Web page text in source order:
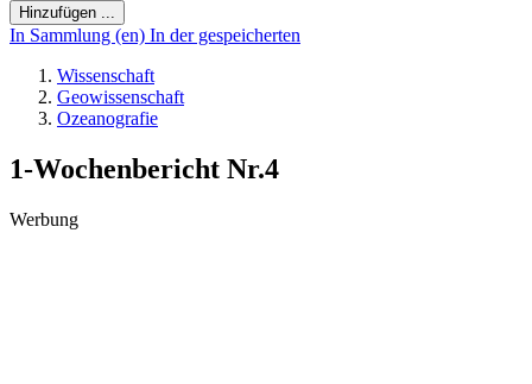
Hinzufügen ...
In Sammlung (en) In der gespeicherten
Wissenschaft
Geowissenschaft
Ozeanografie
1-Wochenbericht Nr.4
Werbung